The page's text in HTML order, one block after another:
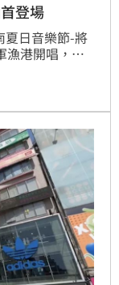
登場
夏日音樂節-將
漁港開唱，兩
歌手報到，剛
、大勢樂團告